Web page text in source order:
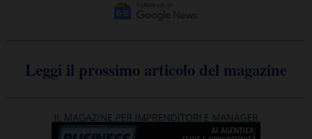
Leggi il prossimo articolo del magazine